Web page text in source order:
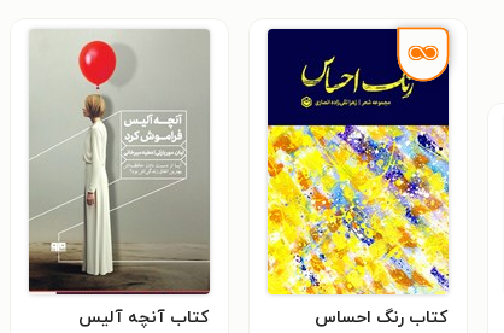
کتاب رنگ احساس
کتاب آنچه آلیس